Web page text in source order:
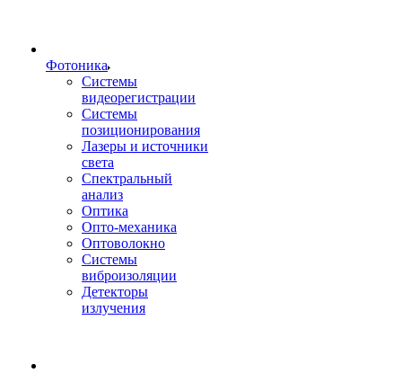
Фотоника
Cистемы
видеорегистрации
Системы
позиционирования
Лазеры и источники
света
Спектральный
анализ
Оптика
Опто-механика
Оптоволокно
Системы
виброизоляции
Детекторы
излучения